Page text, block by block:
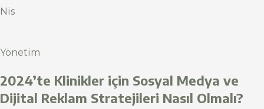
Nis
Yönetim
2024’te Klinikler için Sosyal Medya ve
Dijital Reklam Stratejileri Nasıl Olmalı?